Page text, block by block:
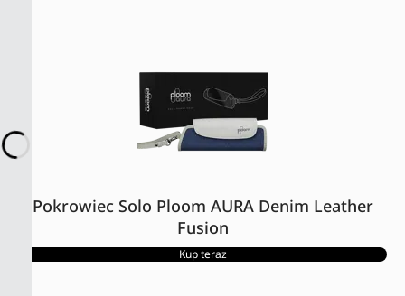
Pokrowiec Solo Ploom AURA Denim Leather
Fusion
Kup teraz